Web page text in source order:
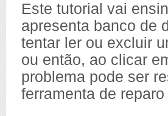
Este tutorial vai
apresenta banco de
tentar ler ou excluir
ou então, ao clicar
problema pode ser
ferramenta de